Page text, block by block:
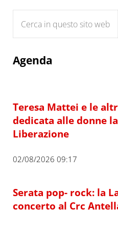
Agenda
Teresa Mattei e le
dedicata alle donne
Liberazione
02/08/2026 09:17
Serata pop- rock: la
concerto al Crc